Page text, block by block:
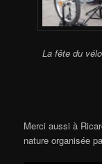
La fête du
Merci aussi à
nature organisée